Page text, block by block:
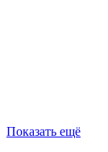
Показать ещё